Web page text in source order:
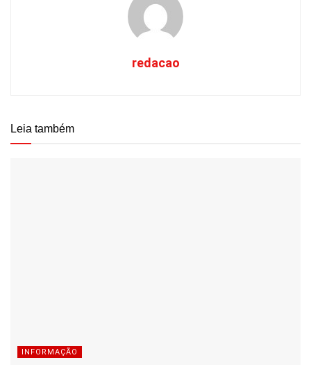
redacao
Leia também
INFORMAÇÃO